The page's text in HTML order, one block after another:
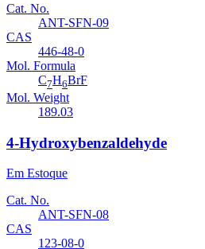
Cat. No.
ANT-SFN-09
CAS
446-48-0
Mol. Formula
C7H6BrF
Mol. Weight
189.03
4-Hydroxybenzaldehyde
Em Estoque
Cat. No.
ANT-SFN-08
CAS
123-08-0